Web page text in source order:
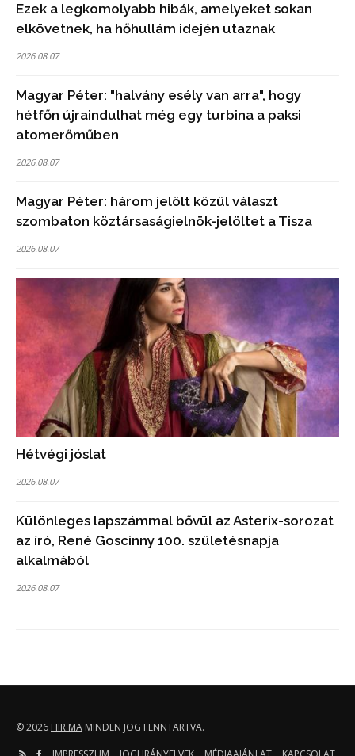
Ezek a legkomolyabb hibák, amelyeket sokan
elkövetnek, ha hőhullám idején utaznak
2026.08.07
Magyar Péter: "halvány esély van arra", hogy
hétfőn újraindulhat még egy turbina a paksi
atomerőműben
2026.08.07
Magyar Péter: három jelölt közül választ
szombaton köztársaságielnök-jelöltet a Tisza
2026.08.07
Hétvégi jóslat
2026.08.07
Különleges lapszámmal bővül az Asterix-sorozat
az író, René Goscinny 100. születésnapja
alkalmából
2026.08.07
© 2026 HIR.MA MINDEN JOG FENNTARTVA.